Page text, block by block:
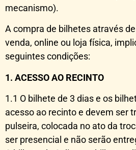
mecanismo).
A compra de bilhetes através
venda, online ou loja física,
seguintes condições:
1. ACESSO AO RECINTO
1.1 O bilhete de 3 dias e os
acesso ao recinto e devem ser
pulseira, colocada no ato da
ser presencial e não serão